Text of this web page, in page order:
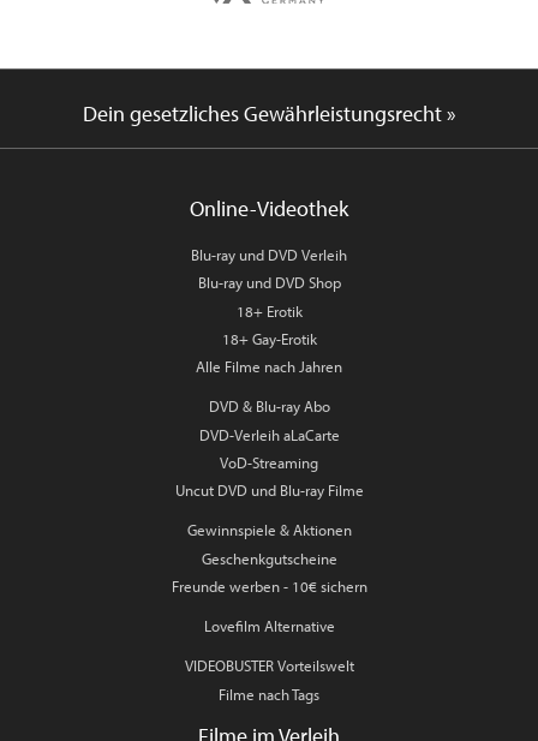
Dein gesetzliches Gewährleistungsrecht »
Online-Videothek
Blu-ray und DVD Verleih
Blu-ray und DVD Shop
18+ Erotik
18+ Gay-Erotik
Alle Filme nach Jahren
DVD & Blu-ray Abo
DVD-Verleih aLaCarte
VoD-Streaming
Uncut DVD und Blu-ray Filme
Gewinnspiele & Aktionen
Geschenkgutscheine
Freunde werben - 10€ sichern
Lovefilm Alternative
VIDEOBUSTER Vorteilswelt
Filme nach Tags
Filme im Verleih